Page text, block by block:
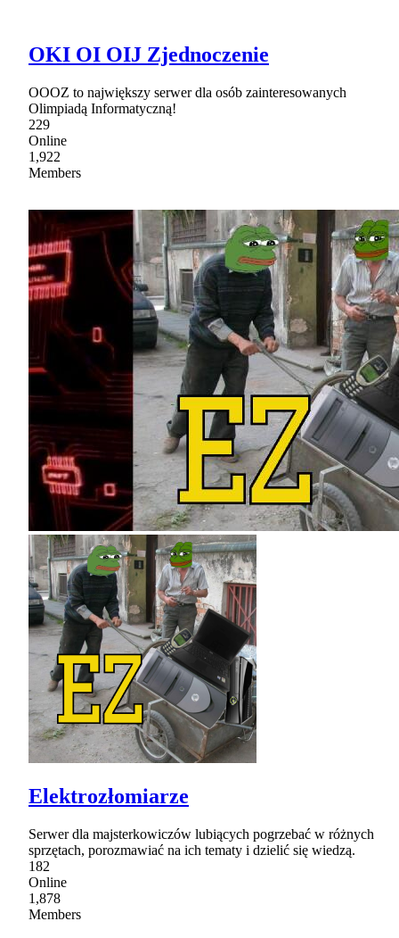
OKI OI OIJ Zjednoczenie
OOOZ to największy serwer dla osób zainteresowanych
Olimpiadą Informatyczną!
229
Online
1,922
Members
Elektrozłomiarze
Serwer dla majsterkowiczów lubiących pogrzebać w różnych
sprzętach, porozmawiać na ich tematy i dzielić się wiedzą.
182
Online
1,878
Members